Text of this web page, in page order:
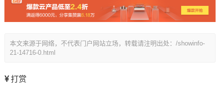
本文来源于网络，不代表门户网站立场，转载请注明出处：/showinfo-
21-14716-0.html
打赏